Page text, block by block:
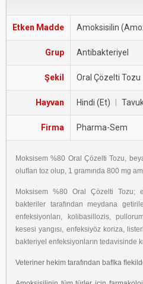
Etken Madde Amoksisilin
Grup Antibakteriyel
Şekil Oral Çözelti Tozu
Hayvan Hindi (Et)
Firma Pharma-Sem
Moksisem %80 Oral Çözelti Tozu,
oluﬂan toz olup, 1 gramında 800 mg
Moksisem %80 Oral Çözelti Tozu;
bakteriler tarafından meydana
enfeksiyonları, kolibasillozis,
kesesi yangısı, enfeksiyöz koriza,
bakteriyel enfeksiyonların tedavisinde
Veteriner hekim tarafından baﬂka